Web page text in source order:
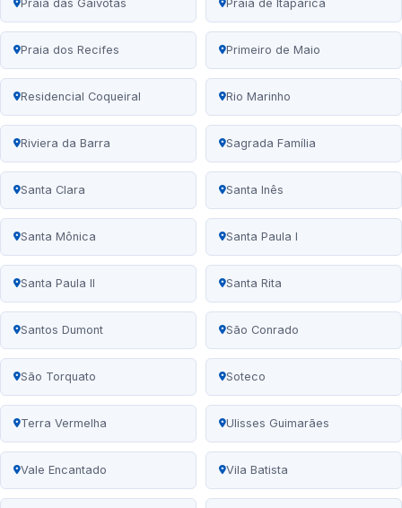
Praia das Gaivotas Praia de Itaparica
Praia dos Recifes Primeiro de Maio
Residencial Coqueiral Rio Marinho
Riviera da Barra Sagrada Família
Santa Clara Santa Inês
Santa Mônica Santa Paula I
Santa Paula II Santa Rita
Santos Dumont São Conrado
São Torquato Soteco
Terra Vermelha Ulisses Guimarães
Vale Encantado Vila Batista